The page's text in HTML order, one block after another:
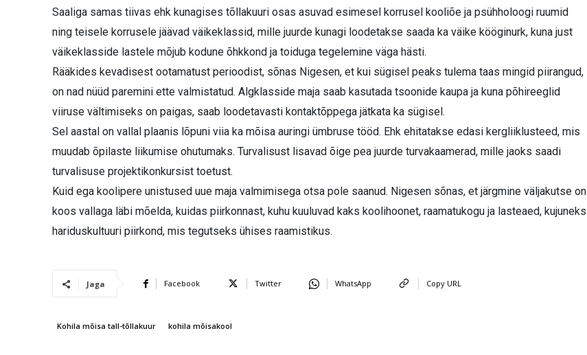
Saaliga samas tiivas ehk kunagises tõllakuuri osas asuvad esimesel korrusel kooliõe ja psühholoogi ruumid
ning teisele korrusele jäävad väikeklassid, mille juurde kunagi loodetakse saada ka väike kööginurk, kuna just
väikeklasside lastele mõjub kodune õhkkond ja toiduga tegelemine väga hästi.
Rääkides kevadisest ootamatust perioodist, sõnas Nigesen, et kui sügisel peaks tulema taas mingid piirangud,
on nad nüüd paremini ette valmistatud. Algklasside maja saab kasutada tsoonide kaupa ja kuna põhireeglid
viiruse vältimiseks on paigas, saab loodetavasti kontaktõppega jätkata ka sügisel.
Sel aastal on vallal plaanis lõpuni viia ka mõisa auringi ümbruse tööd. Ehk ehitatakse edasi kergliiklusteed, mis
muudab õpilaste liikumise ohutumaks. Turvalisust lisavad õige pea juurde turvakaamerad, mille jaoks saadi
turvalisuse projektikonkursist toetust.
Kuid ega koolipere unistused uue maja valmimisega otsa pole saanud. Nigesen sõnas, et järgmine väljakutse on
koos vallaga läbi mõelda, kuidas piirkonnast, kuhu kuuluvad kaks koolihoonet, raamatukogu ja lasteaed, kujuneks
hariduskultuuri piirkond, mis tegutseks ühises raamistikus.
Jaga Facebook Twitter WhatsApp Copy URL
Kohila mõisa tall-tõllakuur kohila mõisakool